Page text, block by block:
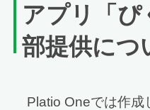
アプリ「ぴ
部提供につ
Platio Oneでは作成